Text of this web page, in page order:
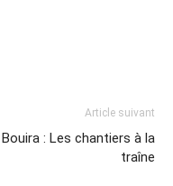
Article suivant
Bouira : Les chantiers à la
traîne